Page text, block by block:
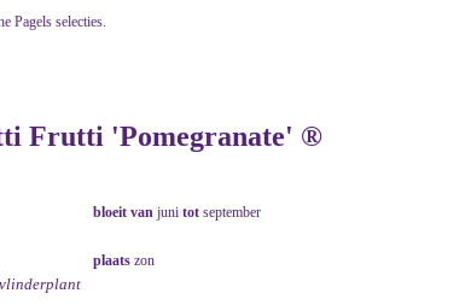
Pagels selecties.
Frutti 'Pomegranate' ®
bloeit van juni tot september
plaats zon